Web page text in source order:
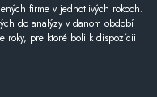
firme v jednotlivých rokoch.
do analýzy v danom období
roky, pre ktoré boli k dispozícii